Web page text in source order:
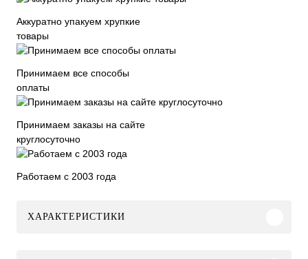
Аккуратно упакуем хрупкие
товары
Принимаем все способы
оплаты
Принимаем заказы на сайте
круглосуточно
Работаем с 2003 года
ХАРАКТЕРИСТИКИ